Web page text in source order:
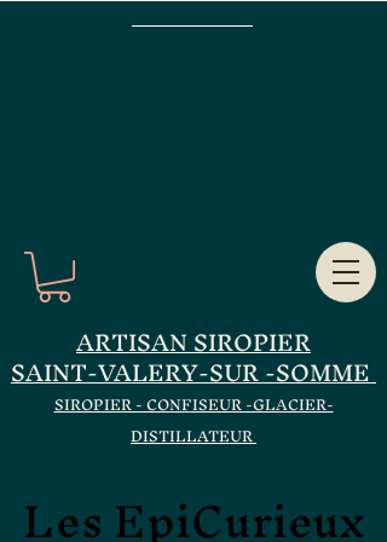
ARTISAN SIROPIER
SAINT-VALERY-SUR -SOMME
SIROPIER - CONFISEUR -GLACIER-
DISTILLATEUR
Les EpiCurieux
Les EpiCurieux